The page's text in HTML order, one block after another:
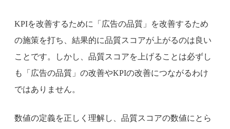
KPIを改善するために「広告の品質」を改善するため
の施策を打ち、結果的に品質スコアが上がるのは良い
ことです。しかし、品質スコアを上げることは必ずし
も「広告の品質」の改善やKPIの改善につながるわけ
ではありません。
数値の定義を正しく理解し、品質スコアの数値にとら